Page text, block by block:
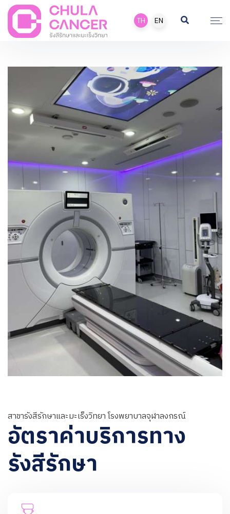
TH EN
สาขารังสีรักษาและมะเร็งวิทยา โรงพยาบาลจุฬาลงกรณ์
อัตราค่าบริการทาง
รังสีรักษา